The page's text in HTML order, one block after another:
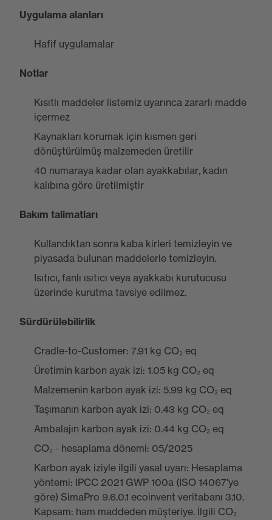
Uygulama alanları
Hafif uygulamalar
Notlar
Kısıtlı maddeler listemiz uyarınca zararlı madde
içermez
Kaynakları korumak için kısmen geri
dönüştürülmüş malzemeden üretilir
40 numaraya kadar olan ayakkabılar, kadın
kalıbına göre üretilmiştir
Bakım talimatları
Kullandıktan sonra kaba kirleri temizleyin ve
piyasada bulunan maddelerle temizleyin.
Isıtıcı, fanlı ısıtıcı veya ayakkabı kurutucusu
üzerinde kurutma tavsiye edilmez.
Sürdürülebilirlik
Cradle-to-Customer: 7.91 kg CO₂ eq
Üretimin karbon ayak izi: 1.05 kg CO₂ eq
Malzemenin karbon ayak izi: 5.99 kg CO₂ eq
Taşımanın karbon ayak izi: 0.43 kg CO₂ eq
Ambalajın karbon ayak izi: 0.44 kg CO₂ eq
CO₂ - hesaplama dönemi: 05/2025
Karbon ayak iziyle ilgili yasal uyarı: Hesaplama
yöntemi: IPCC 2021 GWP 100a (ISO 14067'ye
göre) SimaPro 9.6.0.1 ecoinvent veritabanı 3.10.
Kapsam: ham maddeden müşteriye. İlgili CO₂